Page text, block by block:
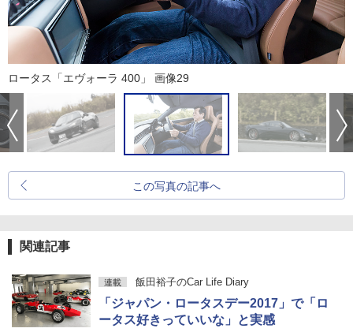
ロータス「エヴォーラ 400」 画像29
この写真の記事へ
関連記事
連載 飯田裕子のCar Life Diary
「ジャパン・ロータスデー2017」で「ロ
ータス好きっていいな」と実感